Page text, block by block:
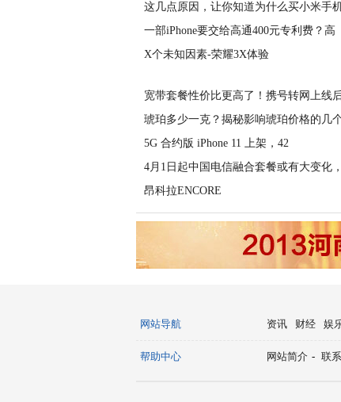
这几点原因，让你知道为什么买小米手
一部iPhone要交给高通400元专利费？高
X个未知因素-荣耀3X体验
宽带套餐性价比更高了！携号转网上线
琥珀多少一克？揭秘影响琥珀价格的几
5G 合约版 iPhone 11 上架，42
4月1日起中国电信融合套餐或有大变化
昂科拉ENCORE
网站导航 资讯 财经 娱
帮助中心 网站简介 - 联